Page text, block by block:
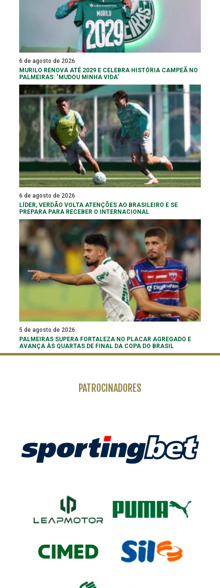
6 de agosto de 2026
MURILO RENOVA ATÉ 2029 E CELEBRA HISTÓRIA CAMPEÃ NO
PALMEIRAS: ‘MUDOU MINHA VIDA’
6 de agosto de 2026
LÍDER, VERDÃO VOLTA ATENÇÕES AO BRASILEIRO E SE
PREPARA PARA RECEBER O INTERNACIONAL
5 de agosto de 2026
PALMEIRAS SUPERA FORTALEZA NO PLACAR AGREGADO E
AVANÇA ÀS QUARTAS DE FINAL DA COPA DO BRASIL
PATROCINADORES